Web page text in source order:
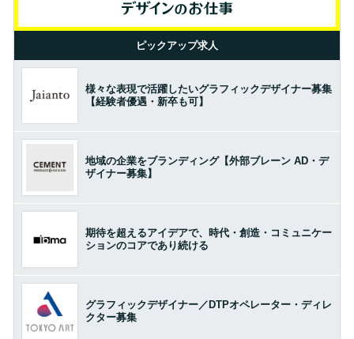
ピックアップ求人
様々な表現で活躍したいグラフィックデザイナー募集
【経験者優遇・新卒も可】
地域の企業をブランディング【外部ブレーン AD・デ
ザイナー募集】
期待を超えるアイデアで、時代・創造・コミュニケー
ションのコアであり続ける
グラフィックデザイナー／DTPオペレーター・ディレ
クター募集